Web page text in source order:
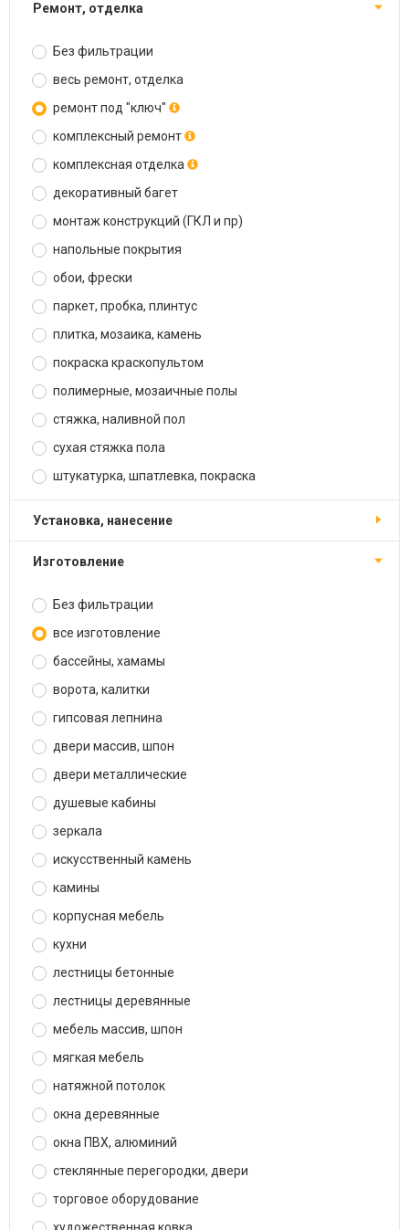
ремонт, отделка
Без фильтрации
весь ремонт, отделка
ремонт под "ключ"
комплексный ремонт
комплексная отделка
декоративный багет
монтаж конструкций (ГКЛ и пр)
напольные покрытия
обои, фрески
паркет, пробка, плинтус
плитка, мозаика, камень
покраска краскопультом
полимерные, мозаичные полы
стяжка, наливной пол
сухая стяжка пола
штукатурка, шпатлевка, покраска
установка, нанесение
изготовление
Без фильтрации
все изготовление
бассейны, хамамы
ворота, калитки
гипсовая лепнина
двери массив, шпон
двери металлические
душевые кабины
зеркала
искусственный камень
камины
корпусная мебель
кухни
лестницы бетонные
лестницы деревянные
мебель массив, шпон
мягкая мебель
натяжной потолок
окна деревянные
окна ПВХ, алюминий
стеклянные перегородки, двери
торговое оборудование